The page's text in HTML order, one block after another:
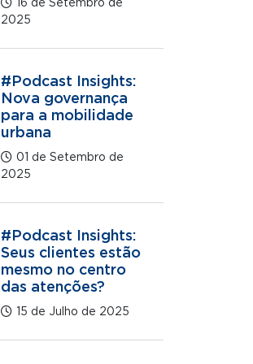
16 de Setembro de
2025
#Podcast Insights:
Nova governança
para a mobilidade
urbana
01 de Setembro de
2025
#Podcast Insights:
Seus clientes estão
mesmo no centro
das atenções?
15 de Julho de 2025